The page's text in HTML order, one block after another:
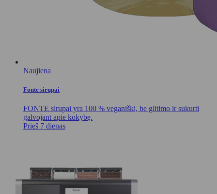
Naujiena
Fonte sirupai
FONTE sirupai yra 100 % veganiški, be glitimo ir sukurti
galvojant apie kokybę.
Prieš 7 dienas